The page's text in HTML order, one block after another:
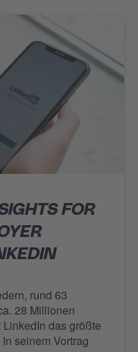
FOR
rund 63
28 Millionen
das größte
seinem Vortrag